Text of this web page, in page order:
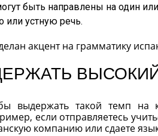
быть направлены на один
или устную речь.
акцент на грамматику
выдержать такой темп на
если отправляетесь
компанию или сдаете